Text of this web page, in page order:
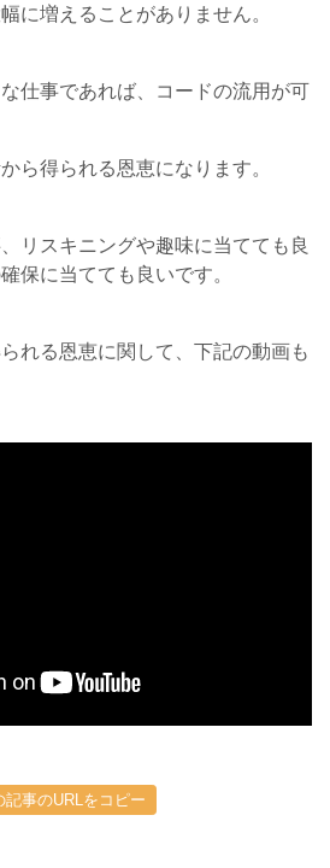
に増えることがありません。
仕事であれば、コードの流用が可
ら得られる恩恵になります。
リスキニングや趣味に当てても良
保に当てても良いです。
れる恩恵に関して、下記の動画も
記事のURLをコピー